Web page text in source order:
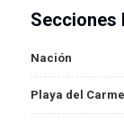
Secciones
Nación
Playa del